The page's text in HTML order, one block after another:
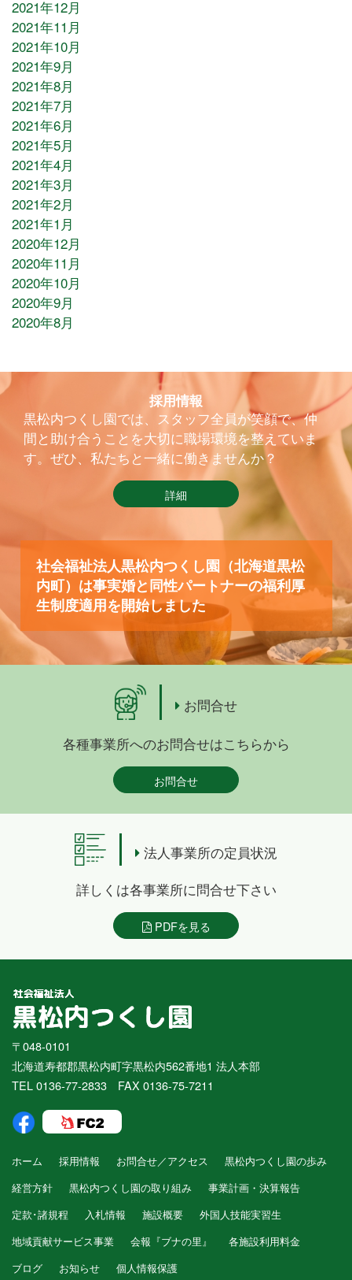
2021年12月
2021年11月
2021年10月
2021年9月
2021年8月
2021年7月
2021年6月
2021年5月
2021年4月
2021年3月
2021年2月
2021年1月
2020年12月
2020年11月
2020年10月
2020年9月
2020年8月
採用情報
黒松内つくし園では、スタッフ全員が笑顔で、仲
間と助け合うことを大切に職場環境を整えていま
す。ぜひ、私たちと一緒に働きませんか？
詳細
社会福祉法人黒松内つくし園（北海道黒松
内町）は事実婚と同性パートナーの福利厚
生制度適用を開始しました
お問合せ
各種事業所へのお問合せはこちらから
お問合せ
法人事業所の定員状況
詳しくは各事業所に問合せ下さい
PDFを見る
〒048-0101
北海道寿都郡黒松内町字黒松内562番地1 法人本部
TEL 0136-77-2833 FAX 0136-75-7211
ホーム 採用情報 お問合せ／アクセス
黒松内つくし園の歩み
経営方針
黒松内つくし園の取り組み
事業計画・決算報告
定款･諸規程
入札情報 施設概要
外国人技能実習生
地域貢献サービス事業
会報『ブナの里』
各施設利用料金
ブログ
お知らせ 個人情報保護